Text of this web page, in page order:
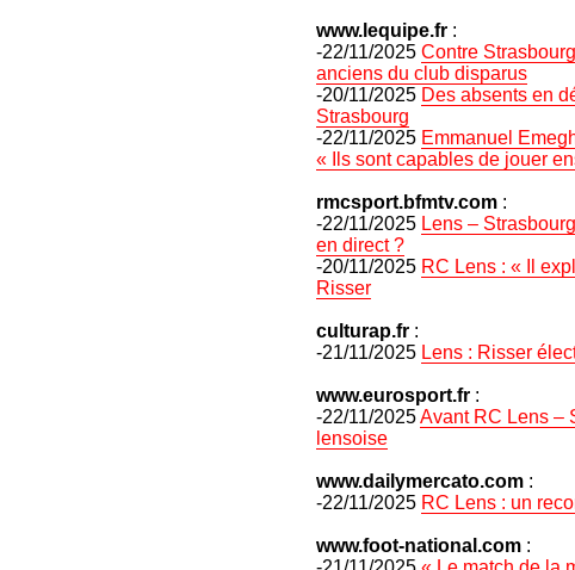
www.lequipe.fr :
-22/11/2025 Contre
anciens du club disparus
-20/11/2025 Des absents en
Strasbourg
-22/11/2025 Emmanuel
« Ils sont capables de jouer
rmcsport.bfmtv.com :
-22/11/2025 Lens –
en direct ?
-20/11/2025 RC Lens : « Il
Risser
culturap.fr :
-21/11/2025 Lens : Risser
www.eurosport.fr :
-22/11/2025Avant RC Lens –
lensoise
www.dailymercato.com :
-22/11/2025 RC Lens : un
www.foot-national.com :